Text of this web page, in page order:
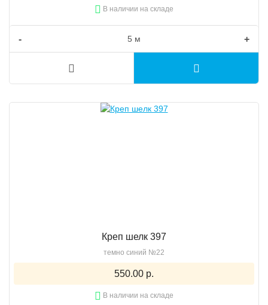
В наличии на складе
- +
Креп шелк 397
темно синий №22
550.00 р.
В наличии на складе